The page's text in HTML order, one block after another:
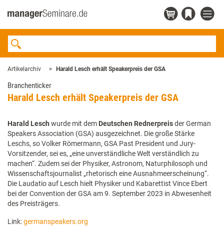
Artikelarchiv Harald Lesch erhält Speakerpreis der GSA
Branchenticker
Harald Lesch erhält Speakerpreis der GSA
Harald Lesch wurde mit dem Deutschen Rednerpreisder German
Speakers Association (GSA) ausgezeichnet. Die große Stärke
Leschs, so Volker Römermann, GSA Past President und Jury-
Vorsitzender, sei es, „eine unverständliche Welt verständlich zu
machen“. Zudem sei der Physiker, Astronom, Naturphilosoph und
Wissenschaftsjournalist „rhetorisch eine Ausnahmeerscheinung“.
Die Laudatio auf Lesch hielt Physiker und Kabarettist Vince Ebert
bei der Convention der GSA am 9. September 2023 in Abwesenheit
des Preisträgers.
Link:germanspeakers.org